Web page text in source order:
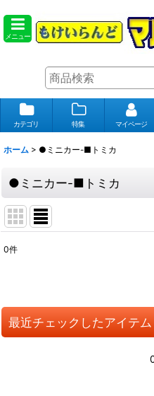
メニュー
カテゴリ 特集 マイページ
ホーム > ●ミニカー-■トミカ
●ミニカー-■トミカ
並び順:
絞
0件
最近チェックしたアイテム